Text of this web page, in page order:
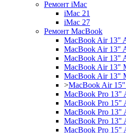
Ремонт iMac
iMac 21
iMac 27
Ремонт MacBook
MacBook Air 13"
MacBook Air 13"
MacBook Air 13"
MacBook Air 13"
MacBook Air 13"
>MacBook Air
MacBook Pro 13"
MacBook Pro 15"
MacBook Pro 13"
MacBook Pro 13"
MacBook Pro 15"